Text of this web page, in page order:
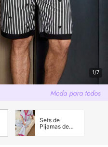
1/7
Sets de
Pijamas de